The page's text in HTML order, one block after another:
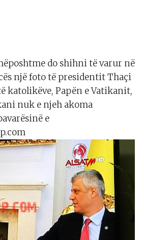
do shihni të varur në
një foto të presidentit Thaçi
katolikëve, Papën e Vatikanit,
nuk e njeh akoma
e